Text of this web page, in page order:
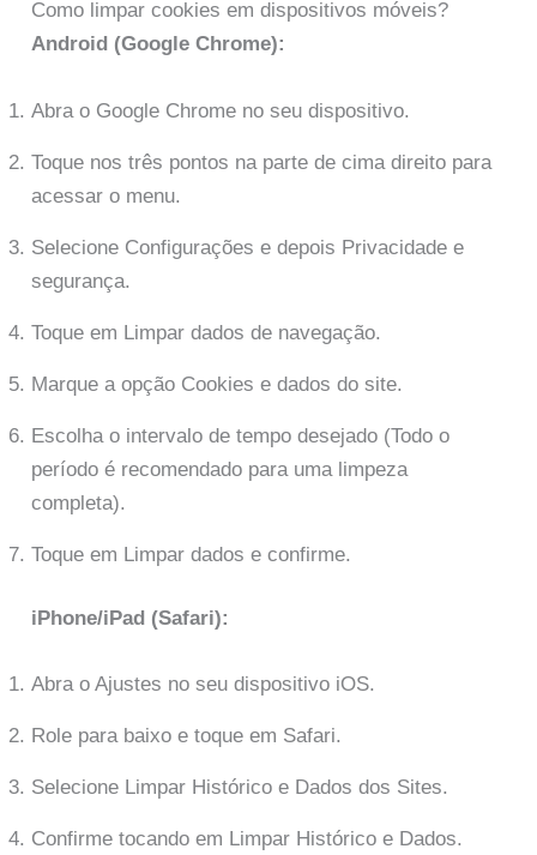
Como limpar cookies em dispositivos móveis?
Android (Google Chrome):
Abra o Google Chrome no seu dispositivo.
Toque nos três pontos na parte de cima direito para
acessar o menu.
Selecione Configurações e depois Privacidade e
segurança.
Toque em Limpar dados de navegação.
Marque a opção Cookies e dados do site.
Escolha o intervalo de tempo desejado (Todo o
período é recomendado para uma limpeza
completa).
Toque em Limpar dados e confirme.
iPhone/iPad (Safari):
Abra o Ajustes no seu dispositivo iOS.
Role para baixo e toque em Safari.
Selecione Limpar Histórico e Dados dos Sites.
Confirme tocando em Limpar Histórico e Dados.